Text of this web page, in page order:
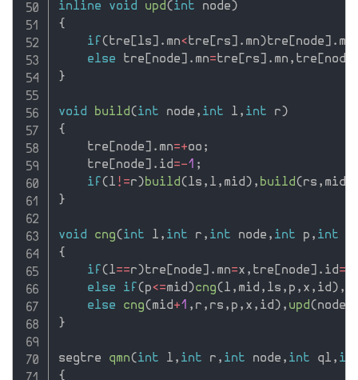
inline void upd(int node)
{
if (tre [ls] . mn<tre [rs] . mn)tre [node] . mn
else tre [node] . mn=tre [rs] . mn , tre [node
}
void build(int node , int l , int r)
{
    tre
[node] . mn=+oo ;
    tre
[node] . id=-1 ;
if (l !=r)build(ls , l , mid) , build(rs , mid
}
void cng(int l , int r , int node , int p , int
{
if (l==r)tre [node] . mn=x , tre [node] . id=
else
if (p<=mid)cng(l , mid , ls , p , x , id) ,
else
cng(mid+1 , r , rs , p , x , id) , upd(node
}
segtre qmn(int l , int r , int node , int ql ,
{